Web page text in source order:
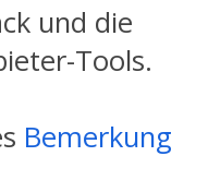
und die
Tools.
Bemerkung